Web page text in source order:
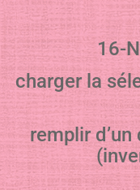
16-
charger la
remplir